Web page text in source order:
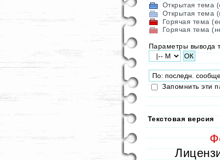
Открытая тема
Открытая тема
Горячая тема
Горячая тема
Параметры вывода
Запомнить эти
Текстовая версия